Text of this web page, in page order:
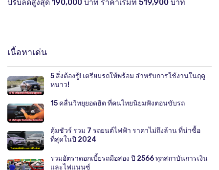
ปรับลดสูงสุด 190,000 บาท ราคาเริ่มที่ 519,900 บาท
เนื้อหาเด่น
5 สิ่งต้องรู้! เตรียมรถให้พร้อม สำหรับการใช้งานในฤดู
หนาว!
15 คลื่นวิทยุยอดฮิต ที่คนไทยนิยมฟังตอนขับรถ
คุ้มชัวร์ รวม 7 รถยนต์ไฟฟ้า ราคาไม่ถึงล้าน ที่น่าซื้อ
ที่สุดในปี 2024
รวมอัตราดอกเบี้ยรถมือสอง ปี 2566 ทุกสถาบันการเงิน
และไฟแนนซ์